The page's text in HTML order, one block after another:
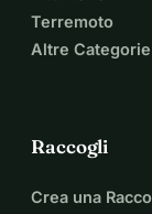
Terremoto
Altre
Raccogli
Crea una